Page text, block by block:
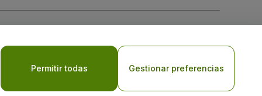
laPolítica de Privacidad para Móviles
Permitir todas Gestionar preferencias